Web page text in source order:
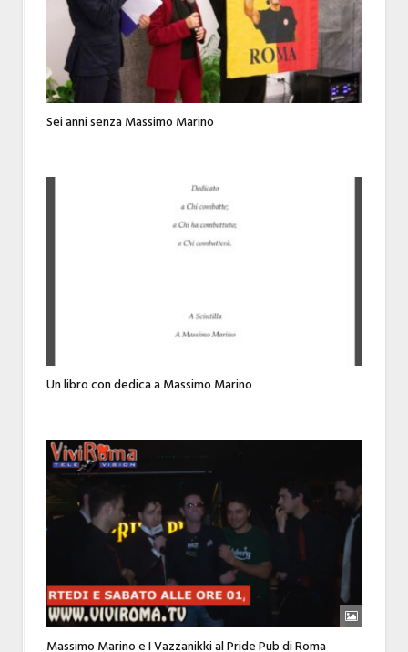
Sei anni senza Massimo Marino
Un libro con dedica a Massimo Marino
Massimo Marino e I Vazzanikki al Pride Pub di Roma